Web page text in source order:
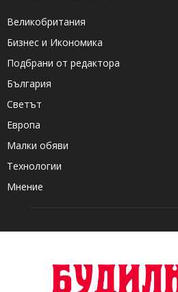
Великобритания
Бизнес и Икономика
Подбрани от редактора
България
Светът
Европа
Малки обяви
Технологии
Мнение